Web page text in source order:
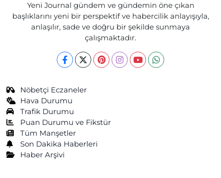
Yeni Journal gündem ve gündemin öne çıkan
başlıklarını yeni bir perspektif ve habercilik anlayışıyla,
anlaşılır, sade ve doğru bir şekilde sunmaya
çalışmaktadır.
Nöbetçi Eczaneler
Hava Durumu
Trafik Durumu
Puan Durumu ve Fikstür
Tüm Manşetler
Son Dakika Haberleri
Haber Arşivi